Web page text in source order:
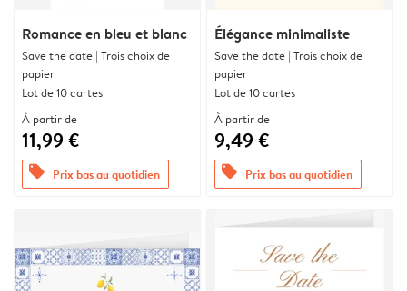
Romance en bleu et blanc
Save the date | Trois choix de
papier
Lot de 10 cartes
À partir de
11,99 €
offers Prix bas au quotidien
Élégance minimaliste
Save the date | Trois choix de
papier
Lot de 10 cartes
À partir de
9,49 €
offers Prix bas au quotidien